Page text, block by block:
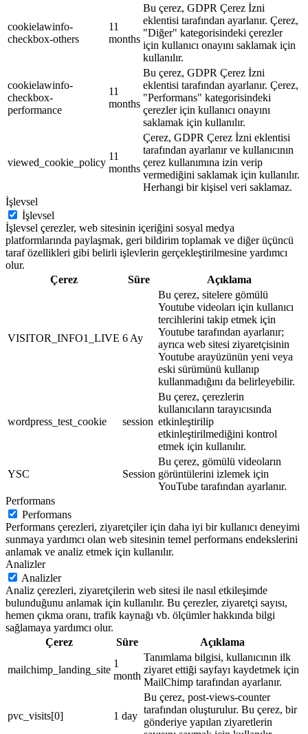
cookielawinfo-
checkbox-others
11
months
Bu çerez, GDPR Çerez İzni
eklentisi tarafından ayarlanır. Çerez,
"Diğer" kategorisindeki çerezler
için kullanıcı onayını saklamak için
kullanılır.
cookielawinfo-
checkbox-
performance
11
months
Bu çerez, GDPR Çerez İzni
eklentisi tarafından ayarlanır. Çerez,
"Performans" kategorisindeki
çerezler için kullanıcı onayını
saklamak için kullanılır.
viewed_cookie_policy
11
months
Çerez, GDPR Çerez İzni eklentisi
tarafından ayarlanır ve kullanıcının
çerez kullanımına izin verip
vermediğini saklamak için kullanılır.
Herhangi bir kişisel veri saklamaz.
İşlevsel
İşlevsel
İşlevsel çerezler, web sitesinin içeriğini sosyal medya
platformlarında paylaşmak, geri bildirim toplamak ve diğer üçüncü
taraf özellikleri gibi belirli işlevlerin gerçekleştirilmesine yardımcı
olur.
Çerez
Süre Açıklama
VISITOR_INFO1_LIVE 6 Ay
Bu çerez, sitelere gömülü
Youtube videoları için kullanıcı
tercihlerini takip etmek için
Youtube tarafından ayarlanır;
ayrıca web sitesi ziyaretçisinin
Youtube arayüzünün yeni veya
eski sürümünü kullanıp
kullanmadığını da belirleyebilir.
wordpress_test_cookie session
Bu çerez, çerezlerin
kullanıcıların tarayıcısında
etkinleştirilip
etkinleştirilmediğini kontrol
etmek için kullanılır.
YSC Session
Bu çerez, gömülü videoların
görüntülerini izlemek için
YouTube tarafından ayarlanır.
Performans
Performans
Performans çerezleri, ziyaretçiler için daha iyi bir kullanıcı deneyimi
sunmaya yardımcı olan web sitesinin temel performans endekslerini
anlamak ve analiz etmek için kullanılır.
Analizler
Analizler
Analiz çerezleri, ziyaretçilerin web sitesi ile nasıl etkileşimde
bulunduğunu anlamak için kullanılır. Bu çerezler, ziyaretçi sayısı,
hemen çıkma oranı, trafik kaynağı vb. ölçümler hakkında bilgi
sağlamaya yardımcı olur.
Çerez
Süre Açıklama
mailchimp_landing_site
1
month
Tanımlama bilgisi, kullanıcının ilk
ziyaret ettiği sayfayı kaydetmek için
MailChimp tarafından ayarlanır.
pvc_visits[0] 1 day
Bu çerez, post-views-counter
tarafından oluşturulur. Bu çerez, bir
gönderiye yapılan ziyaretlerin